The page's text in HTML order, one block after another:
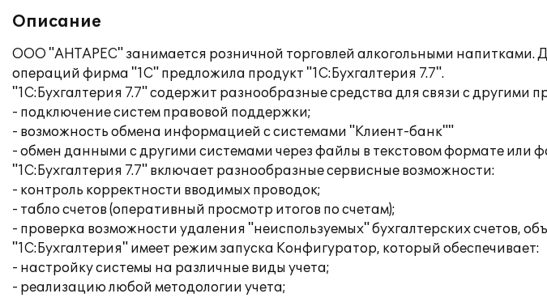
Описание
ООО "АНТАРЕС" занимается розничной торговлей алкогольными напитками.
операций фирма "1С" предложила продукт "1С:Бухгалтерия 7.7".
"1С:Бухгалтерия 7.7" содержит разнообразные средства для связи с другими
- подключение систем правовой поддержки;
- возможность обмена информацией с системами "Клиент-банк""
- обмен данными с другими системами через файлы в текстовом формате или
"1С:Бухгалтерия 7.7" включает разнообразные сервисные возможности:
- контроль корректности вводимых проводок;
- табло счетов (оперативный просмотр итогов по счетам);
- проверка возможности удаления "неиспользуемых" бухгалтерских счетов,
"1С:Бухгалтерия" имеет режим запуска Конфигуратор, который обеспечивает:
- настройку системы на различные виды учета;
- реализацию любой методологии учета;